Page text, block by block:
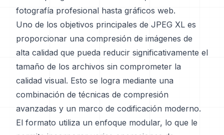
fotografía profesional hasta gráficos web.
Uno de los objetivos principales de JPEG XL es
proporcionar una compresión de imágenes de
alta calidad que pueda reducir significativamente el
tamaño de los archivos sin comprometer la
calidad visual. Esto se logra mediante una
combinación de técnicas de compresión
avanzadas y un marco de codificación moderno.
El formato utiliza un enfoque modular, lo que le